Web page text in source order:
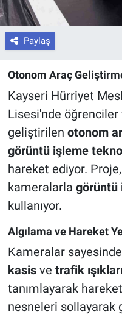
Paylaş
Otonom Araç
Kayseri Hürriyet
Lisesi'nde
geliştirilen otonom
görüntü işleme
hareket ediyor.
kameralarla görüntü
kullanıyor.
Algılama ve Hareket
Kameralar sayesinde
kasisve trafik
tanımlayarak
nesneleri sollayarak